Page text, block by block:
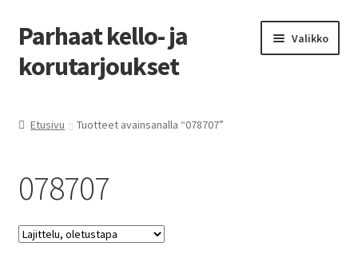
Siirry
navigointiin
Siirry
sisältöön
Parhaat kello- ja
korutarjoukset
Valikko
Etusivu Tuotteet avainsanalla “078707”
078707